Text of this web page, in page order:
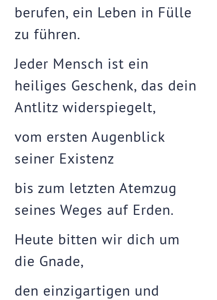
berufen, ein Leben in Fülle
zu führen.
Jeder Mensch ist ein
heiliges Geschenk, das dein
Antlitz widerspiegelt,
vom ersten Augenblick
seiner Existenz
bis zum letzten Atemzug
seines Weges auf Erden.
Heute bitten wir dich um
die Gnade,
den einzigartigen und